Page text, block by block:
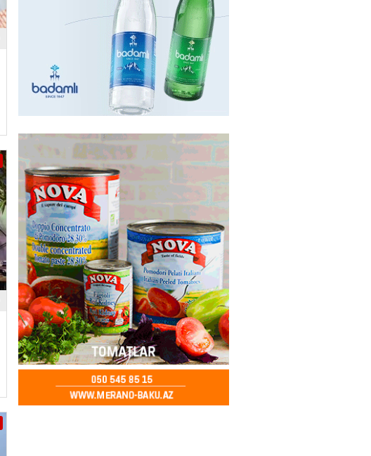
06.08.2026- 14:15 83
Sarkisyanın əmlakı müsadirə EDİLDİ
06.08.2026 83
MANŞET
İtaliyada zibil qutusuna atılan 1 milyon
avroluq lotereya bileti iki günlük
axtarışdan sonra tapılıb
06.08.2026- 13:45 73
HADISƏ
Tərtərdə FACİƏ – Ər-arvad yanaraq
ÖLDÜ
06.08.2026- 13:30 85
BANNER
Tramp: İranla müharibəyə yox, sülhə
üstünlük verərdim
- 13:15
GÜNDƏM